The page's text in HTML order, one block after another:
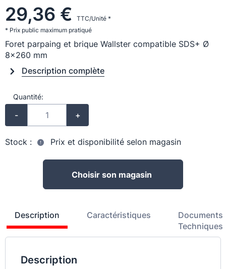
29,36 €
TTC/Unité *
* Prix public maximum pratiqué
Foret parpaing et brique Wallster compatible SDS+ Ø
8x260 mm
Description complète
Quantité:
- +
Stock : Prix et disponibilité selon magasin
Choisir son magasin
Description Caractéristiques
Documents
Techniques
Description